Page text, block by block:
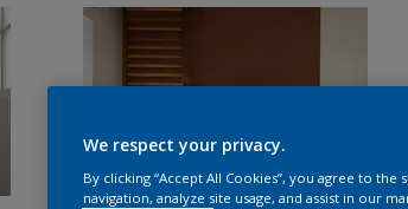
We respect your privacy.
By clicking “Accept All Cookies”, you agree to
navigation, analyze site usage, and assist in our